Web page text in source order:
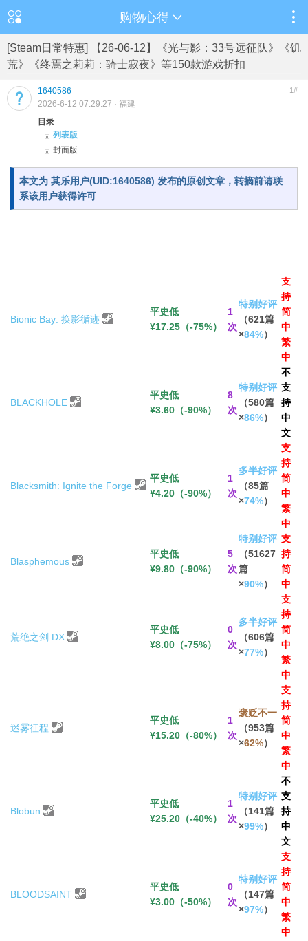
购物心得
[Steam日常特惠] 【26-06-12】《光与影：33号远征队》《饥
荒》《终焉之莉莉：骑士寂夜》等150款游戏折扣
1640586 1#
2026-6-12 07:29:27 · 福建
目录
列表版
封面版
本文为 其乐用户(UID:1640586) 发布的原创文章，转摘前请联
系该用户获得许可
Bionic Bay: 换影循迹
平史低
¥17.25（-75%）
1
次
特别好评
（621篇
×84%）
支
持
简
中
繁
中
BLACKHOLE
平史低
¥3.60（-90%）
8
次
特别好评
（580篇
×86%）
不
支
持
中
文
Blacksmith: Ignite the Forge
平史低
¥4.20（-90%）
1
次
多半好评
（85篇
×74%）
支
持
简
中
繁
中
Blasphemous
平史低
¥9.80（-90%）
5
次
特别好评
（51627
篇
×90%）
支
持
简
中
荒绝之剑 DX
平史低
¥8.00（-75%）
0
次
多半好评
（606篇
×77%）
支
持
简
中
繁
中
迷雾征程
平史低
¥15.20（-80%）
1
次
褒贬不一
（953篇
×62%）
支
持
简
中
繁
中
Blobun
平史低
¥25.20（-40%）
1
次
特别好评
（141篇
×99%）
不
支
持
中
文
BLOODSAINT
平史低
¥3.00（-50%）
0
次
特别好评
（147篇
×97%）
支
持
简
中
繁
中